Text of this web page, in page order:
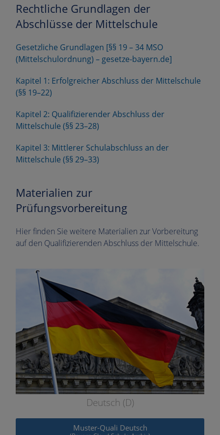
Rechtliche Grundlagen der
Abschlüsse der Mittelschule
Gesetzliche Grundlagen [§§ 19 – 34 MSO
(Mittelschulordnung) – gesetze-bayern.de]
Kapitel 1: Erfolgreicher Abschluss der Mittelschule
(§§ 19–22)
Kapitel 2: Qualifizierender Abschluss der
Mittelschule (§§ 23–28)
Kapitel 3: Mittlerer Schulabschluss an der
Mittelschule (§§ 29–33)
Materialien zur
Prüfungsvorbereitung
Hier finden Sie weitere Materialien zur Vorbereitung
auf den Qualifizierenden Abschluss der Mittelschule.
Deutsch (D)
Muster-Quali Deutsch